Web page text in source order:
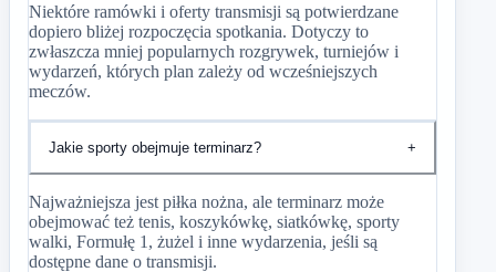
Niektóre ramówki i oferty transmisji są potwierdzane
dopiero bliżej rozpoczęcia spotkania. Dotyczy to
zwłaszcza mniej popularnych rozgrywek, turniejów i
wydarzeń, których plan zależy od wcześniejszych
meczów.
Jakie sporty obejmuje terminarz? +
Najważniejsza jest piłka nożna, ale terminarz może
obejmować też tenis, koszykówkę, siatkówkę, sporty
walki, Formułę 1, żużel i inne wydarzenia, jeśli są
dostępne dane o transmisji.